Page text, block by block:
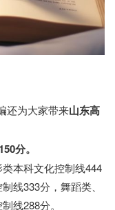
还为大家带来山东高
分。
本科文化控制线444
线333分，舞蹈类、
线288分。